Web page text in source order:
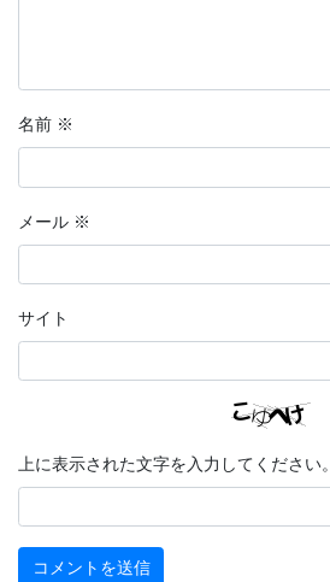
名前 ※
メール ※
サイト
上に表示された文字を入力してください。